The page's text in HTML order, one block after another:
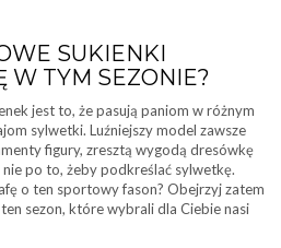
SUKIENKI
W TYM SEZONIE?
jest to, że pasują paniom w różnym
sylwetki. Luźniejszy model zawsze
figury, zresztą wygodą dresówkę
po to, żeby podkreślać sylwetkę.
o ten sportowy fason? Obejrzyj zatem
sezon, które wybrali dla Ciebie nasi